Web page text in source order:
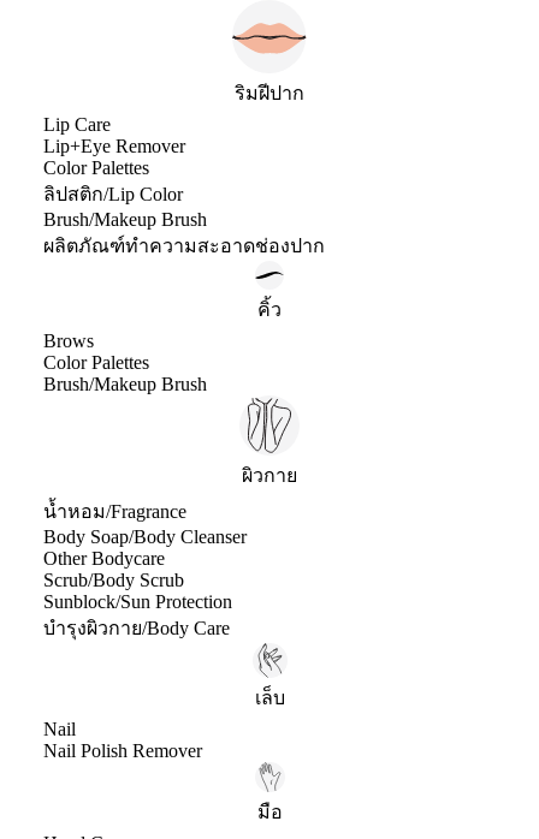
ริมฝีปาก
Lip Care
Lip+Eye Remover
Color Palettes
ลิปสติก/Lip Color
Brush/Makeup Brush
ผลิตภัณฑ์ทำความสะอาดช่องปาก
คิ้ว
Brows
Color Palettes
Brush/Makeup Brush
ผิวกาย
น้ำหอม/Fragrance
Body Soap/Body Cleanser
Other Bodycare
Scrub/Body Scrub
Sunblock/Sun Protection
บำรุงผิวกาย/Body Care
เล็บ
Nail
Nail Polish Remover
มือ